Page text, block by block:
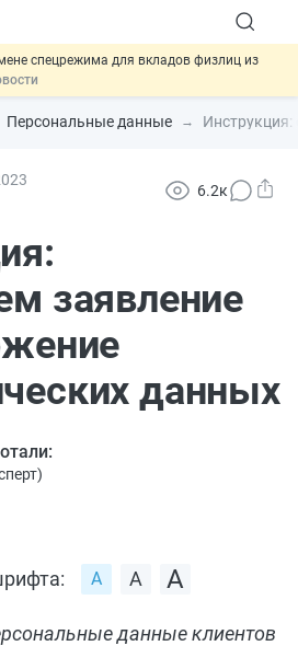
спецрежима для вкладов физлиц из
услуги при недействительных
разрешение на продажу бензина
Персональные данные Инструкция:
6.2к
заявление
данных
)
данные клиентов